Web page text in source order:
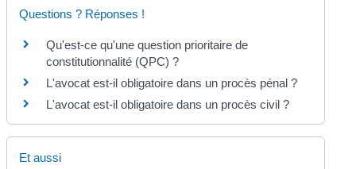
Questions ? Réponses !
Qu'est-ce qu'une question prioritaire de
constitutionnalité (QPC) ?
L'avocat est-il obligatoire dans un procès pénal ?
L'avocat est-il obligatoire dans un procès civil ?
Et aussi